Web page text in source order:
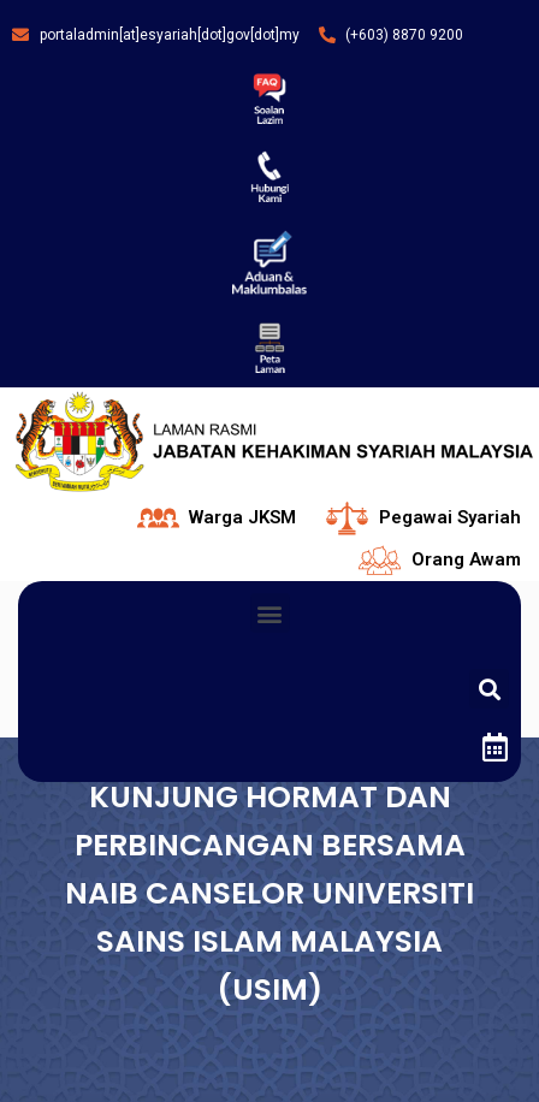
portaladmin[at]esyariah[dot]gov[dot]my (+603) 8870 9200
Warga JKSM
Pegawai Syariah
Orang Awam
KUNJUNG HORMAT DAN
PERBINCANGAN BERSAMA
NAIB CANSELOR UNIVERSITI
SAINS ISLAM MALAYSIA
(USIM)